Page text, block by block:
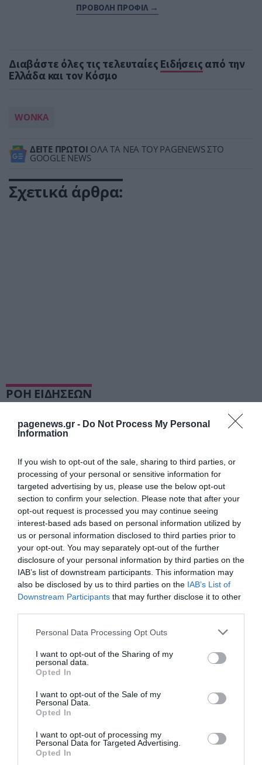
pagenews.gr - Do Not Process My Personal
Information
If you wish to opt-out of the sale, sharing to third parties, or
processing of your personal or sensitive information for
targeted advertising by us, please use the below opt-out
section to confirm your selection. Please note that after your
opt-out request is processed you may continue seeing
interest-based ads based on personal information utilized by
us or personal information disclosed to third parties prior to
your opt-out. You may separately opt-out of the further
disclosure of your personal information by third parties on the
IAB’s list of downstream participants. This information may
also be disclosed by us to third parties on the IAB’s List of
Downstream Participants that may further disclose it to other
Please note that this website/app uses one or more Google
not limited to your visit or usage behaviour. You may click to
grant or deny consent to Google and its third-party tags to
use your data for below specified purposes in below Google
consent section.
Personal Data Processing Opt Outs
I want to opt-out of the Sharing of my
personal data.
Opted In
I want to opt-out of the Sale of my
Personal Data.
Opted In
I want to opt-out of processing my
Personal Data for Targeted Advertising.
Opted In
ΠΡΟΒΟΛΗ ΠΡΟΦΙΛ →
Διαβάστε όλες τις τελευταίες Ειδήσεις από την
Ελλάδα και τον Κόσμο
WONKA
ΔΕΙΤΕ ΠΡΩΤΟΙ ΟΛΑ ΤΑ ΝΕΑ ΤΟΥ PAGENEWS ΣΤΟ
GOOGLE NEWS
Σχετικά άρθρα:
ΡΟΗ ΕΙΔΗΣΕΩΝ
7,6 εκατ. δολαρίων στην Γκίλφοϊλ
ΙΩΑΝΝΑ ΠΥΛΟΥΔΗ
Marius Borg Høiby: Επέστρεψε στο
Skaugum με ηλεκτρονικό βραχιολάκι
ΙΩΑΝΝΑ ΠΥΛΟΥΔΗ
Met Gala 2027: Ο John Galliano στο
επίκεντρο μιας ιστορικής και
αμφιλεγόμενης έκθεσης
ΙΩΑΝΝΑ ΠΥΛΟΥΔΗ
04.08.2026 | 00:37
Έξυπνα γυαλιά τύπου Meta: Οι
φθηνότερες επιλογές και το μεγάλο
PODCASTS
Μπαλατσούκας pagenews.gr:«Η κυβέρνηση θυμάται τους
πυροσβέστες όταν τους λέει ήρωες–όχι όταν ζητούν
στήριξη»